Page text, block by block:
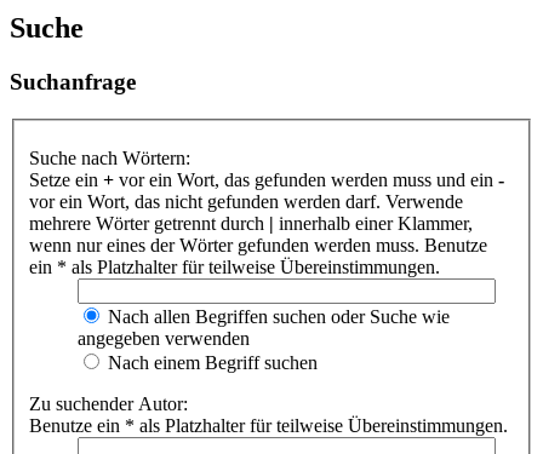
Suche
Suchanfrage
Suche nach Wörtern:
Setze ein + vor ein Wort, das gefunden werden muss und ein -
vor ein Wort, das nicht gefunden werden darf. Verwende
mehrere Wörter getrennt durch | innerhalb einer Klammer,
wenn nur eines der Wörter gefunden werden muss. Benutze
ein * als Platzhalter für teilweise Übereinstimmungen.
Nach allen Begriffen suchen oder Suche wie
angegeben verwenden
Nach einem Begriff suchen
Zu suchender Autor:
Benutze ein * als Platzhalter für teilweise Übereinstimmungen.